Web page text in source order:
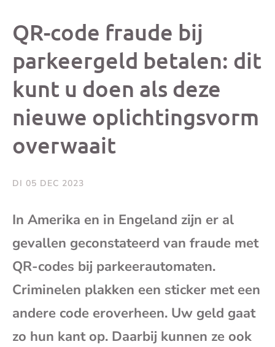
bericht
op
Facebook
op
X
bericht
e-
QR-code fraude bij
parkeergeld betalen: dit
kunt u doen als deze
nieuwe oplichtingsvorm
overwaait
DI 05 DEC 2023
In Amerika en in Engeland zijn er al
gevallen geconstateerd van fraude met
QR-codes bij parkeerautomaten.
Criminelen plakken een sticker met een
andere code eroverheen. Uw geld gaat
zo hun kant op. Daarbij kunnen ze ook